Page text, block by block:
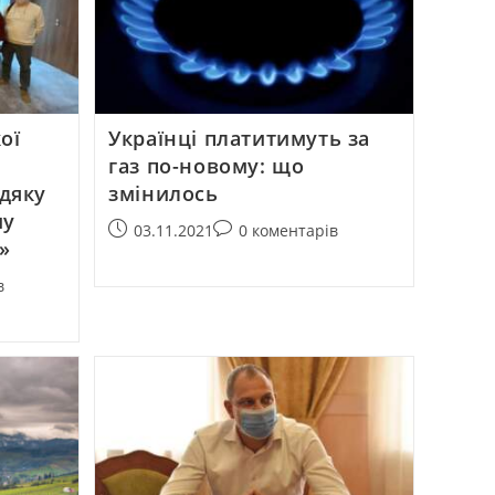
Українці платитимуть за
газ по-новому: що
змінилось
03.11.2021 0 коментарів